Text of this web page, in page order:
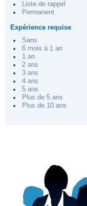
Liste de rappel
Permanent
Expérience requise
Sans
6 mois à 1 an
1 an
2 ans
3 ans
4 ans
5 ans
Plus de 5 ans
Plus de 10 ans